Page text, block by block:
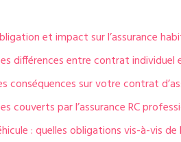
et impact sur l’assurance
différences entre contrat
conséquences sur votre contrat
couverts par l’assurance RC
: quelles obligations vis-à-vis de